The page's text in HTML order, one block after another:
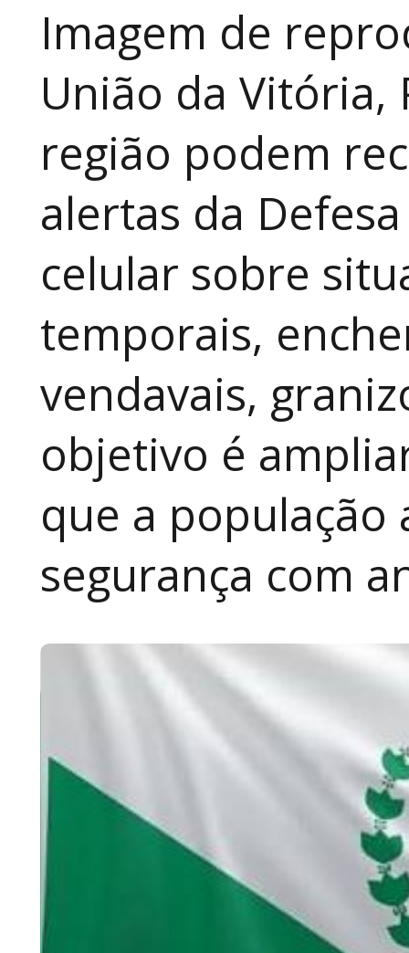
Imagem de
União da Vitória,
região podem
alertas da
celular sobre
temporais,
vendavais,
objetivo é
que a população
segurança com